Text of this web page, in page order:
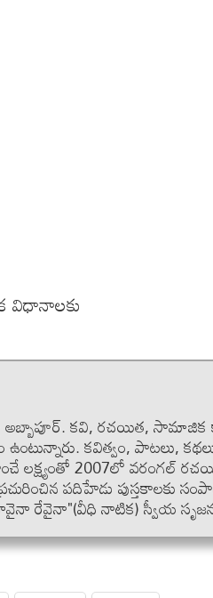
విధానాలకు
అబ్బాపూర్. కవి, రచయిత, సామాజిక
కవిత్వం, పాటలు,
లక్ష్యంతో 2007లో వరంగల్
పదిహేడు పుస్తకాలకు
రేవైనా"(వీధి నాటిక) స్వీయ సృజన